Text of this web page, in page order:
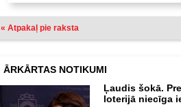
« Atpakaļ pie raksta
ĀRKĀRTAS NOTIKUMI
Ļaudis šokā.
loterijā niecīga